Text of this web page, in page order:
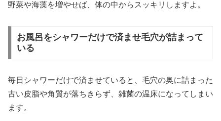
野菜や海藻を増やせば、体の中からスッキリしますよ。
お風呂をシャワーだけで済ませ毛穴が詰まって
いる
毎日シャワーだけで済ませていると、毛穴の奥に詰まった
古い皮脂や角質が落ちきらず、雑菌の温床になってしまい
ます。